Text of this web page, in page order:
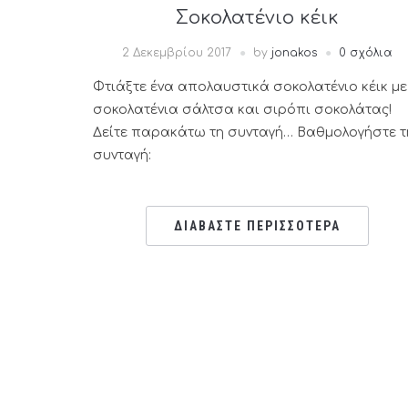
Σοκολατένιο κέικ
2 Δεκεμβρίου 2017 by jonakos 0 σχόλια
Φτιάξτε ένα απολαυστικά σοκολατένιο κέικ με
σοκολατένια σάλτσα και σιρόπι σοκολάτας!
Δείτε παρακάτω τη συνταγή… Βαθμολογήστε
συνταγή:
ΔΙΑΒΑΣΤΕ ΠΕΡΙΣΣΟΤΕΡΑ